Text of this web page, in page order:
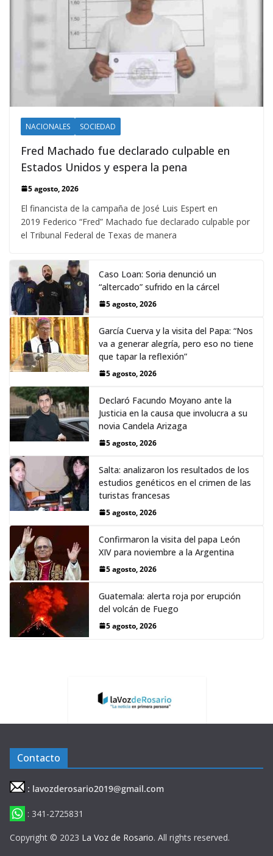
NACIONALES SOCIEDAD
Fred Machado fue declarado culpable en
Estados Unidos y espera la pena
5 agosto, 2026
El financista de la campaña de José Luis Espert en
2019 Federico “Fred” Machado fue declarado culpable por
el Tribunal Federal de Texas de manera
Caso Loan: Soria denunció un
“altercado” sufrido en la cárcel
5 agosto, 2026
García Cuerva y la visita del Papa: “Nos
va a generar alegría, pero eso no tiene
que tapar la reflexión”
5 agosto, 2026
Declaró Facundo Moyano ante la
Justicia en la causa que involucra a su
novia Candela Arizaga
5 agosto, 2026
Salta: analizaron los resultados de los
estudios genéticos en el crimen de las
turistas francesas
5 agosto, 2026
Confirmaron la visita del papa León
XIV para noviembre a la Argentina
5 agosto, 2026
Guatemala: alerta roja por erupción
del volcán de Fuego
5 agosto, 2026
Contacto
: lavozderosario2019@gmail.com
: 341-2725831
Copyright © 2023 La Voz de Rosario. All rights reserved.